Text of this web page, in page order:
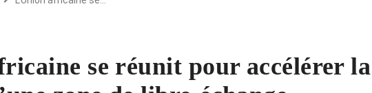
se réunit pour accélérer la